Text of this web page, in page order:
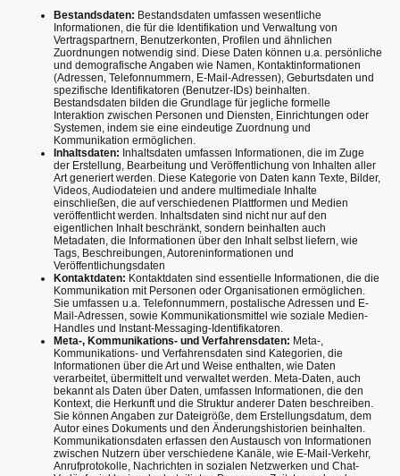
Bestandsdaten: Bestandsdaten umfassen wesentliche
Informationen, die für die Identifikation und Verwaltung von
Vertragspartnern, Benutzerkonten, Profilen und ähnlichen
Zuordnungen notwendig sind. Diese Daten können u.a. persönliche
und demografische Angaben wie Namen, Kontaktinformationen
(Adressen, Telefonnummern, E-Mail-Adressen), Geburtsdaten und
spezifische Identifikatoren (Benutzer-IDs) beinhalten.
Bestandsdaten bilden die Grundlage für jegliche formelle
Interaktion zwischen Personen und Diensten, Einrichtungen oder
Systemen, indem sie eine eindeutige Zuordnung und
Kommunikation ermöglichen.
Inhaltsdaten: Inhaltsdaten umfassen Informationen, die im Zuge
der Erstellung, Bearbeitung und Veröffentlichung von Inhalten aller
Art generiert werden. Diese Kategorie von Daten kann Texte, Bilder,
Videos, Audiodateien und andere multimediale Inhalte
einschließen, die auf verschiedenen Plattformen und Medien
veröffentlicht werden. Inhaltsdaten sind nicht nur auf den
eigentlichen Inhalt beschränkt, sondern beinhalten auch
Metadaten, die Informationen über den Inhalt selbst liefern, wie
Tags, Beschreibungen, Autoreninformationen und
Veröffentlichungsdaten
Kontaktdaten: Kontaktdaten sind essentielle Informationen, die die
Kommunikation mit Personen oder Organisationen ermöglichen.
Sie umfassen u.a. Telefonnummern, postalische Adressen und E-
Mail-Adressen, sowie Kommunikationsmittel wie soziale Medien-
Handles und Instant-Messaging-Identifikatoren.
Meta-, Kommunikations- und Verfahrensdaten: Meta-,
Kommunikations- und Verfahrensdaten sind Kategorien, die
Informationen über die Art und Weise enthalten, wie Daten
verarbeitet, übermittelt und verwaltet werden. Meta-Daten, auch
bekannt als Daten über Daten, umfassen Informationen, die den
Kontext, die Herkunft und die Struktur anderer Daten beschreiben.
Sie können Angaben zur Dateigröße, dem Erstellungsdatum, dem
Autor eines Dokuments und den Änderungshistorien beinhalten.
Kommunikationsdaten erfassen den Austausch von Informationen
zwischen Nutzern über verschiedene Kanäle, wie E-Mail-Verkehr,
Anrufprotokolle, Nachrichten in sozialen Netzwerken und Chat-